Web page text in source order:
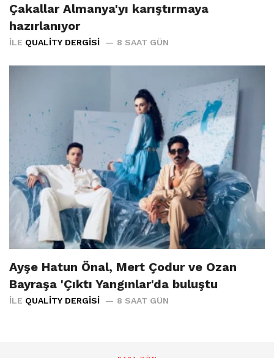
Çakallar Almanya'yı karıştırmaya
hazırlanıyor
İLE QUALITY DERGISI 8 SAAT GÜN
Ayşe Hatun Önal, Mert Çodur ve Ozan
Bayraşa 'Çıktı Yangınlar'da buluştu
İLE QUALITY DERGISI 8 SAAT GÜN